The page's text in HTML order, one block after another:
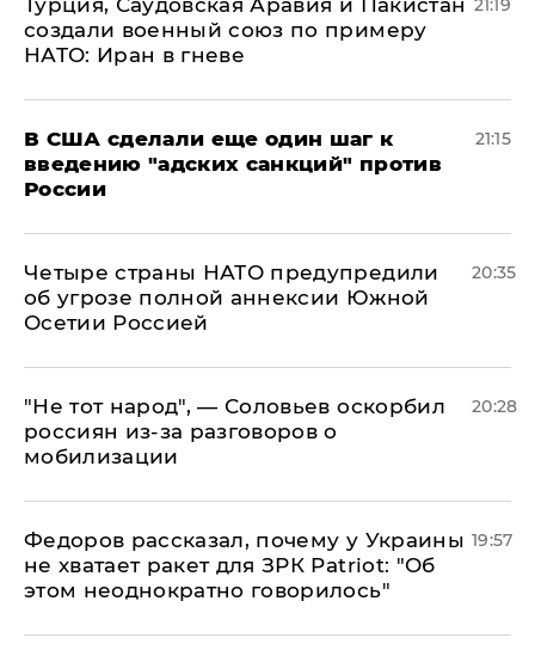
создали военный союз по примеру
НАТО: Иран в гневе
В США сделали еще один шаг к
введению "адских санкций" против
России
21:15
Четыре страны НАТО предупредили
об угрозе полной аннексии Южной
Осетии Россией
20:35
​"Не тот народ", — Соловьев оскорбил
россиян из-за разговоров о
мобилизации
20:28
Федоров рассказал, почему у Украины
не хватает ракет для ЗРК Patriot: "Об
этом неоднократно говорилось"
19:57